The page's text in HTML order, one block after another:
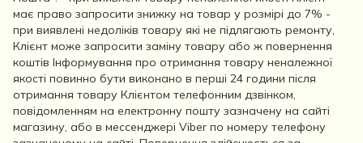
має право запросити знижку на товар у розмірі до 7% -
при виявлені недоліків товару які не підлягають ремонту,
Клієнт може запросити заміну товару або ж повернення
коштів Інформування про отримання товару неналежної
якості повинно бути виконано в перші 24 години після
отримання товару Клієнтом телефонним дзвінком,
повідомленням на електронну пошту зазначену на сайті
магазину, або в мессенджері Viber по номеру телефону